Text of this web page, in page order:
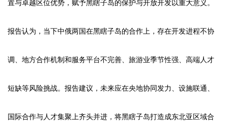
置与卓越区位优势，赋予黑瞎子岛的保护与开放开发以重大意义。
报告认为，当下中俄两国在黑瞎子岛的合作上，存在开发进程不协
调、地方合作机制和服务平台不完善、旅游业季节性强、高端人才
短缺等风险挑战。报告建议，未来应在央地协同发力、设施联通、
国际合作与人才集聚上齐头并进，将黑瞎子岛打造成东北亚区域合